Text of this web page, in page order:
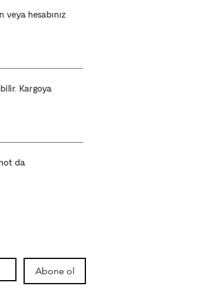
hesabınız
Kargoya
da
Abone ol